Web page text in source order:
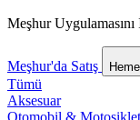
Meşhur
Meşhur'da Satış
Tümü
Aksesuar
Otomobil & Motosiklet